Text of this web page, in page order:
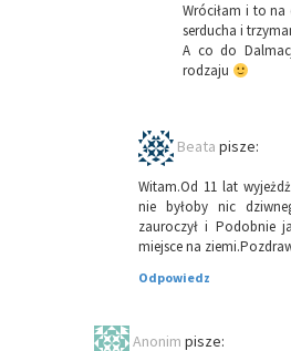
Wróciłam i to na
serducha i
A co do
rodzaju
Beata pisze:
Witam.Od 11 lat
nie byłoby nic
zauroczył i Podobnie
miejsce na
Odpowiedz
Anonim pisze: